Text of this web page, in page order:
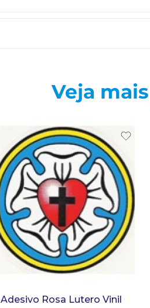
Veja
Adesivo Rosa Lutero Vinil